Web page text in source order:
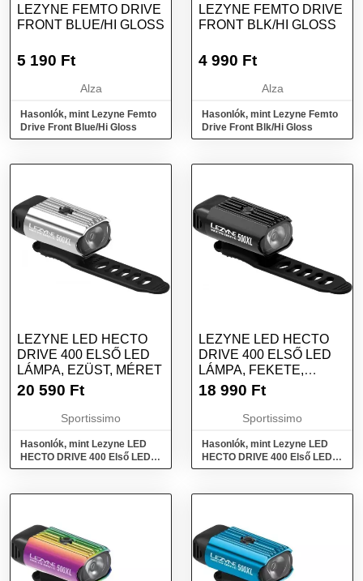
LEZYNE FEMTO DRIVE
FRONT BLUE/HI GLOSS
5 190 Ft
Alza
Hasonlók, mint Lezyne Femto
Drive Front Blue/Hi Gloss
LEZYNE FEMTO DRIVE
FRONT BLK/HI GLOSS
4 990 Ft
Alza
Hasonlók, mint Lezyne Femto
Drive Front Blk/Hi Gloss
LEZYNE LED HECTO
DRIVE 400 ELSŐ LED
LÁMPA, EZÜST, MÉRET
20 590 Ft
Sportissimo
Hasonlók, mint Lezyne LED
HECTO DRIVE 400 Első LED
lámpa, ezüst, méret
LEZYNE LED HECTO
DRIVE 400 ELSŐ LED
LÁMPA, FEKETE,
MÉRET
18 990 Ft
Sportissimo
Hasonlók, mint Lezyne LED
HECTO DRIVE 400 Első LED
lámpa, fekete, méret